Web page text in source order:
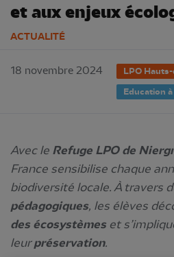
et aux enjeux
ACTUALITÉ
18 novembre 2024 LPO
Education
Avec le Refuge LPO de
France sensibilise chaque
biodiversité locale. À travers
pédagogiques, les élèves
des écosystèmes et
leurpréservation.